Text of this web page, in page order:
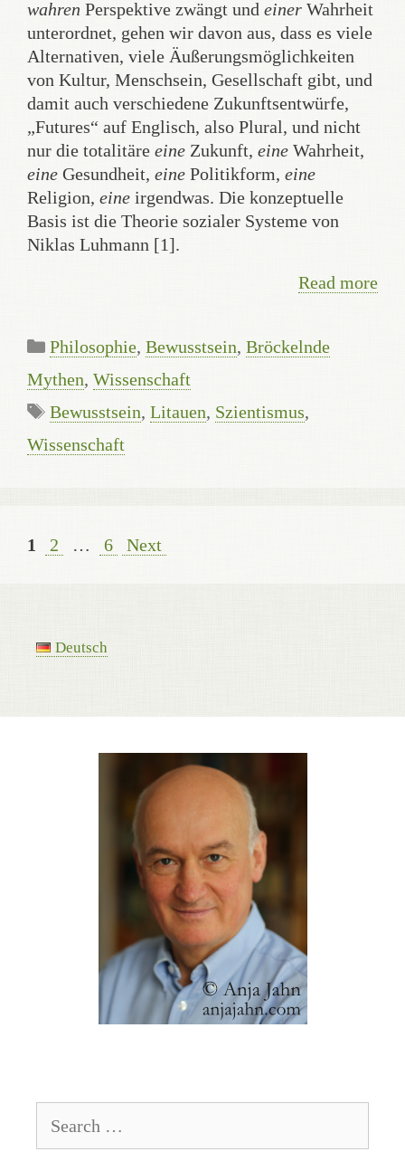
wahren Perspektive zwängt und einer Wahrheit
unterordnet, gehen wir davon aus, dass es viele
Alternativen, viele Äußerungsmöglichkeiten
von Kultur, Menschsein, Gesellschaft gibt, und
damit auch verschiedene Zukunftsentwürfe,
„Futures“ auf Englisch, also Plural, und nicht
nur die totalitäre eine Zukunft, eine Wahrheit,
eine Gesundheit, eine Politikform, eine
Religion, eine irgendwas. Die konzeptuelle
Basis ist die Theorie sozialer Systeme von
Niklas Luhmann [1].
Read more
Categories
Philosophie, Bewusstsein, Bröckelnde
Mythen, Wissenschaft
Tags
Bewusstsein, Litauen, Szientismus,
Wissenschaft
Page
1 Page
2 … Page
6 Next
Deutsch
for: